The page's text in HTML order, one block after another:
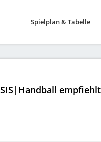
Spielplan & Tabelle
SIS|Handball empfiehlt